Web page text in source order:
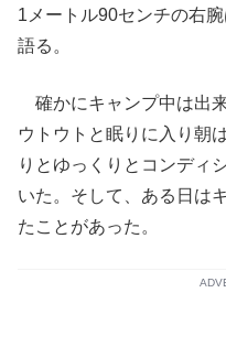
1メートル90センチの右
語る。
確かにキャンプ中は出
ウトウトと眠りに入り朝
りとゆっくりとコンディ
いた。そして、ある日は
たことがあった。